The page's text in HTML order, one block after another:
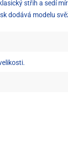
střih a sedí
dodává modelu